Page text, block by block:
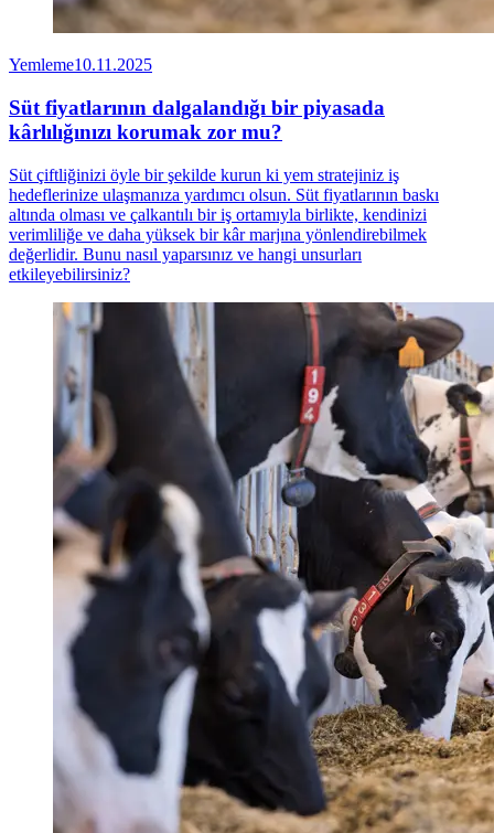
Yemleme10.11.2025
Süt fiyatlarının dalgalandığı bir piyasada
kârlılığınızı korumak zor mu?
Süt çiftliğinizi öyle bir şekilde kurun ki yem stratejiniz iş
hedeflerinize ulaşmanıza yardımcı olsun. Süt fiyatlarının baskı
altında olması ve çalkantılı bir iş ortamıyla birlikte, kendinizi
verimliliğe ve daha yüksek bir kâr marjına yönlendirebilmek
değerlidir. Bunu nasıl yaparsınız ve hangi unsurları
etkileyebilirsiniz?